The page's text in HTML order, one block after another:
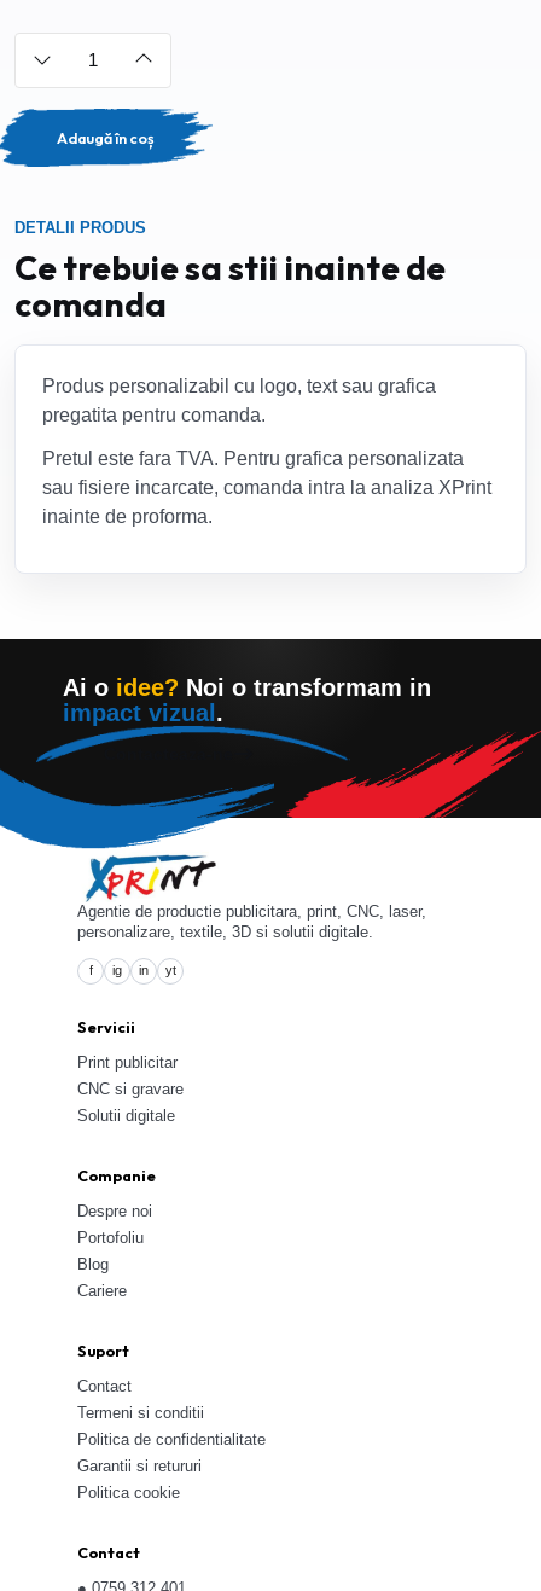
Adaugă în coș
DETALII PRODUS
Ce trebuie sa stii inainte de
comanda
Produs personalizabil cu logo, text sau grafica
pregatita pentru comanda.
Pretul este fara TVA. Pentru grafica personalizata
sau fisiere incarcate, comanda intra la analiza XPrint
inainte de proforma.
Ai o idee? Noi o transformam in
impact vizual .
Agentie de productie publicitara, print, CNC, laser,
personalizare, textile, 3D si solutii digitale.
f ig in yt
Servicii
Print publicitar
CNC si gravare
Solutii digitale
Companie
Despre noi
Portofoliu
Blog
Cariere
Suport
Contact
Termeni si conditii
Politica de confidentialitate
Garantii si retururi
Politica cookie
Contact